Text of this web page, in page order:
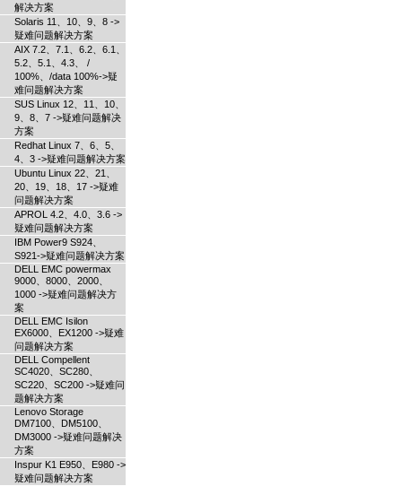
解决方案
Solaris 11、10、9、8 ->
疑难问题解决方案
AIX 7.2、7.1、6.2、6.1、
5.2、5.1、4.3、 /
100%、/data 100%->疑
难问题解决方案
SUS Linux 12、11、10、
9、8、7 ->疑难问题解决
方案
Redhat Linux 7、6、5、
4、3 ->疑难问题解决方案
Ubuntu Linux 22、21、
20、19、18、17 ->疑难
问题解决方案
APROL 4.2、4.0、3.6 ->
疑难问题解决方案
IBM Power9 S924、
S921->疑难问题解决方案
DELL EMC powermax
9000、8000、2000、
1000 ->疑难问题解决方
案
DELL EMC Isilon
EX6000、EX1200 ->疑难
问题解决方案
DELL Compellent
SC4020、SC280、
SC220、SC200 ->疑难问
题解决方案
Lenovo Storage
DM7100、DM5100、
DM3000 ->疑难问题解决
方案
Inspur K1 E950、E980 ->
疑难问题解决方案